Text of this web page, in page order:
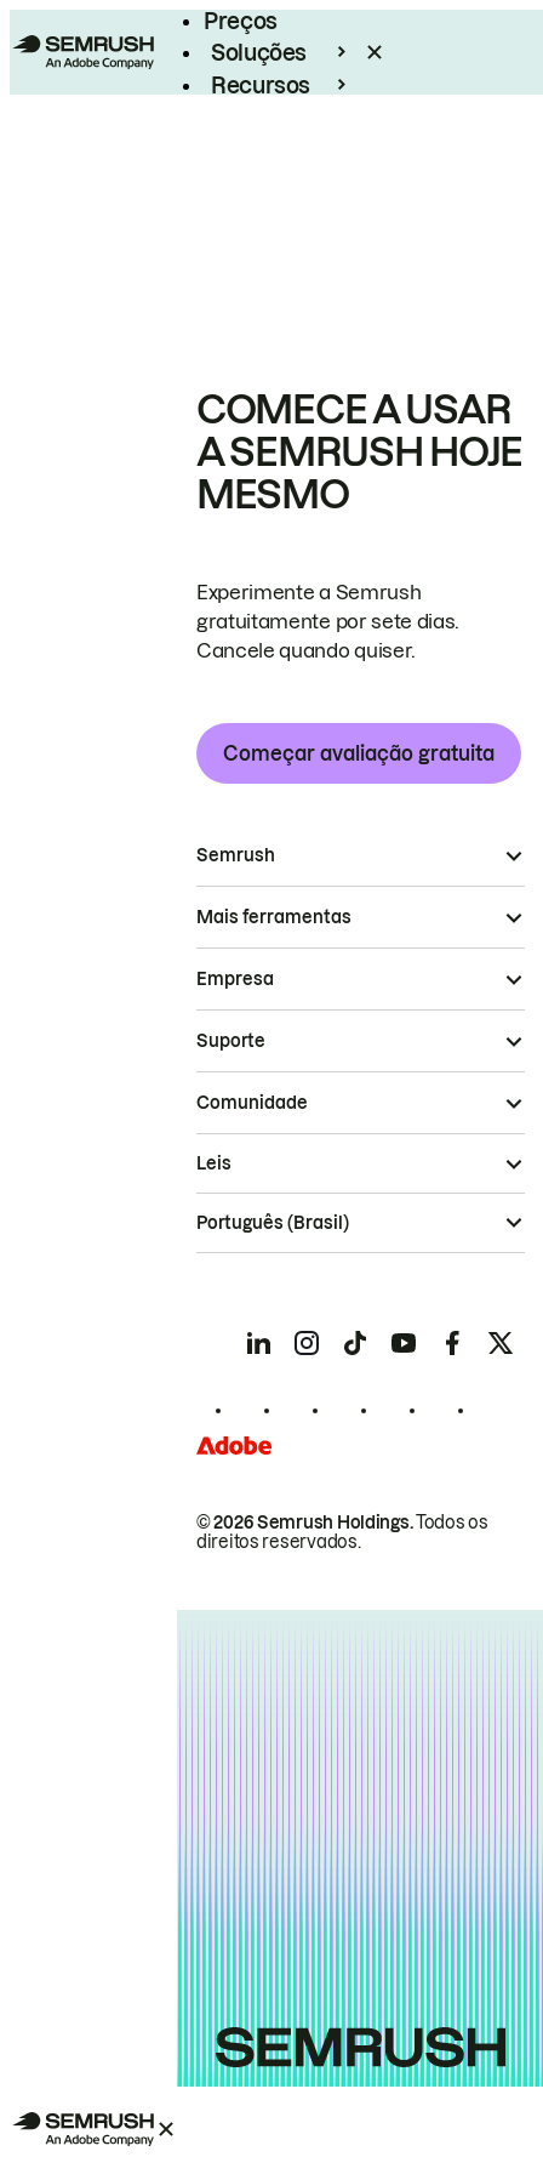
Preços
Soluções
Recursos
COMECE A USAR
A SEMRUSH HOJE
MESMO
Experimente a Semrush
gratuitamente por sete dias.
Cancele quando quiser.
Começar avaliação gratuita
Semrush
Mais ferramentas
Empresa
Suporte
Comunidade
© 2026 Semrush Holdings.Todos os
direitos reservados.
Leis
Português (Brasil)